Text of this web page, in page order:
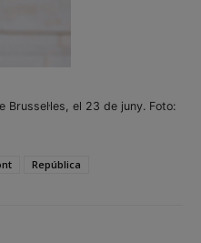
el 23 de juny. Foto:
República